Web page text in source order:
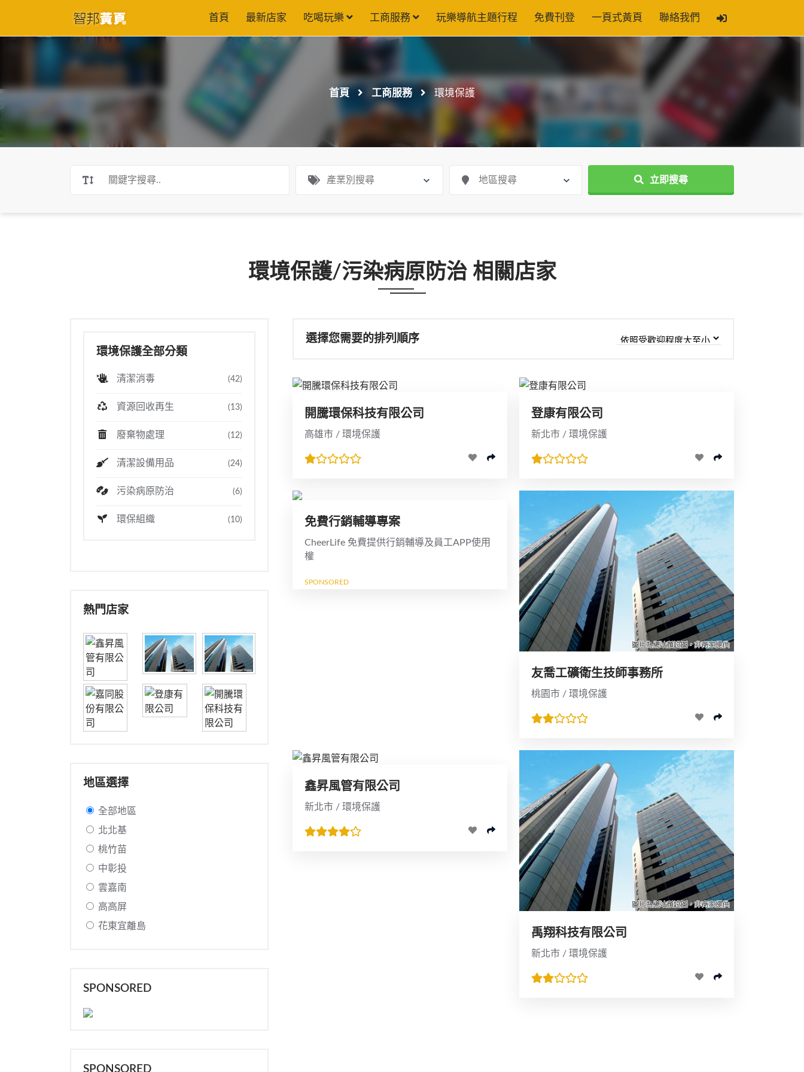
首頁 最新店家 吃喝玩樂 工商服務 玩樂導航主題行程 免費刊登 一頁式黃頁 聯絡我們
首頁 工商服務 環境保護
立即搜尋
環境保護/污染病原防治 相關店家
環境保護全部分類
清潔消毒 (42)
資源回收再生 (13)
廢棄物處理 (12)
清潔設備用品 (24)
污染病原防治 (6)
環保組織 (10)
熱門店家
地區選擇
全部地區
北北基
桃竹苗
中彰投
雲嘉南
高高屏
花東宜離島
SPONSORED
SPONSORED
選擇您需要的排列順序
開騰環保科技有限公司
高雄市 / 環境保護
登康有限公司
新北市 / 環境保護
免費行銷輔導專案
CheerLife 免費提供行銷輔導及員工APP使用
權
SPONSORED
友喬工礦衛生技師事務所
桃園市 / 環境保護
鑫昇風管有限公司
新北市 / 環境保護
禹翔科技有限公司
新北市 / 環境保護